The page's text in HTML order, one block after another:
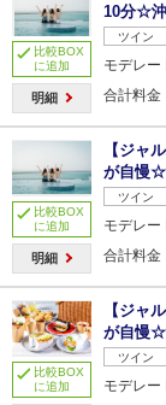
比較BOX
に追加
明細
10分☆沖
ツイン
モデレー
合計料金
比較BOX
に追加
明細
【ジャ
が自慢☆
ツイン
モデレー
合計料金
比較BOX
に追加
【ジャ
が自慢☆
ツイン
モデレー